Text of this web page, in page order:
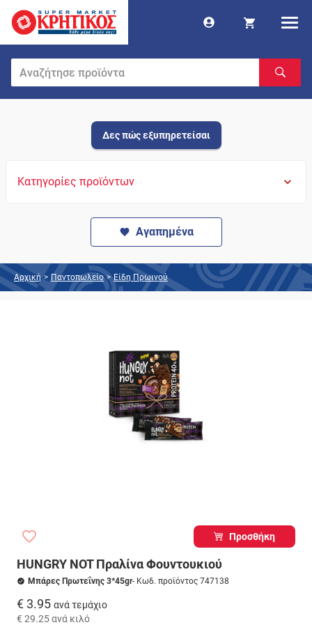
Δες πώς εξυπηρετείσαι
Κατηγορίες προϊόντων
Αγαπημένα
Αρχική > Παντοπωλείο > Είδη Πρωινού
Προσθήκη
HUNGRY NOT Πραλίνα Φουντουκιού
Μπάρες Πρωτεΐνης 3*45gr- Κωδ. προϊόντος 747138
€ 3.95 ανά τεμάχιο
€ 29.25ανά κιλό